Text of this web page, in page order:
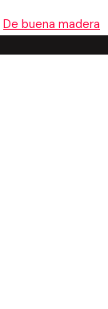
De buena madera